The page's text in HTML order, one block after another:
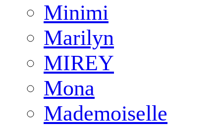
Minimi
Marilyn
MIREY
Mona
Mademoiselle